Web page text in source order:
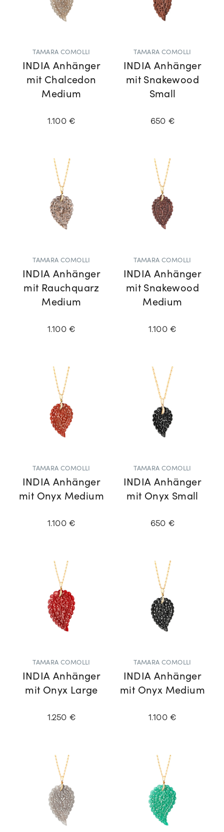
TAMARA COMOLLI
INDIA Anhänger
mit Chalcedon
Medium
1.100 €
TAMARA COMOLLI
INDIA Anhänger
mit Snakewood
Small
650 €
TAMARA COMOLLI
INDIA Anhänger
mit Rauchquarz
Medium
1.100 €
TAMARA COMOLLI
INDIA Anhänger
mit Snakewood
Medium
1.100 €
TAMARA COMOLLI
INDIA Anhänger
mit Onyx Medium
1.100 €
TAMARA COMOLLI
INDIA Anhänger
mit Onyx Small
650 €
TAMARA COMOLLI
INDIA Anhänger
mit Onyx Large
1.250 €
TAMARA COMOLLI
INDIA Anhänger
mit Onyx Medium
1.100 €